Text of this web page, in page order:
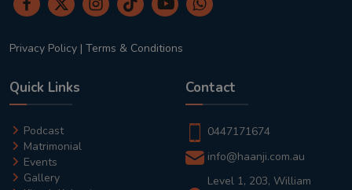
Privacy Policy | Terms & Conditions
Quick Links
Podcast
Matrimonial
Events
Gallery
Contact
0447171674
info@haanji.com.au
Level 1, 203, William